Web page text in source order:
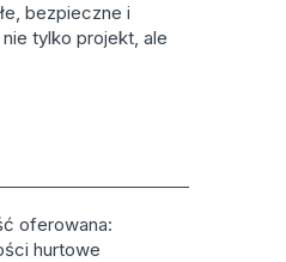
bezpieczne i
tylko projekt, ale
oferowana:
hurtowe